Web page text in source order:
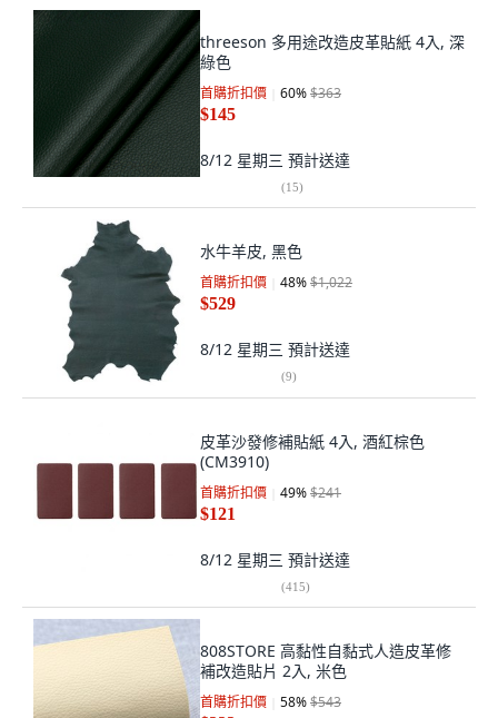
threeson 多用途改造皮革貼紙 4入, 深
綠色
首購折扣價 60%$363
$145
8/12 星期三 預計送達
(15)
水牛羊皮, 黑色
首購折扣價 48%$1,022
$529
8/12 星期三 預計送達
(9)
皮革沙發修補貼紙 4入, 酒紅棕色
(CM3910)
首購折扣價 49%$241
$121
8/12 星期三 預計送達
(415)
808STORE 高黏性自黏式人造皮革修
補改造貼片 2入, 米色
首購折扣價 58%$543